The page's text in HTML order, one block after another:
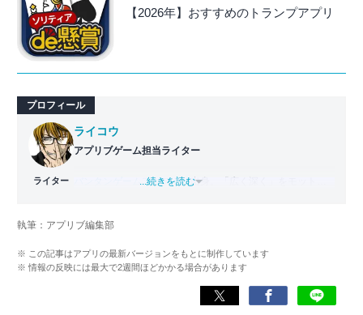
【2026年】おすすめのトランプアプリ
プロフィール
ライター
ライコウ
アプリブゲーム担当ライター
バンタンゲームアカデミー 出身。「広く深く」をモットー
ゲームだけでも1,000本以上。ゲーム開発者を目指した経験
くして面白さを引き出し、人々に伝えるためゲームライタ
ーへと転向。
複数のゲームメディアの立ち上げや運営に携わるほか、ゲ
...続きを読む
執筆：アプリブ編集部
※ この記事はアプリの最新バージョンをもとに制作しています
※ 情報の反映には最大で2週間ほどかかる場合があります